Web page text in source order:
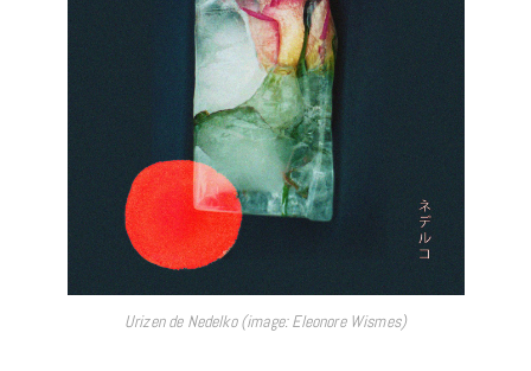
Urizen de Nedelko (image: Eleonore Wismes)